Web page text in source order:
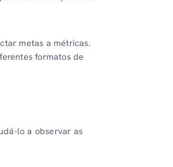
metas a métricas.
formatos de
lo a observar as